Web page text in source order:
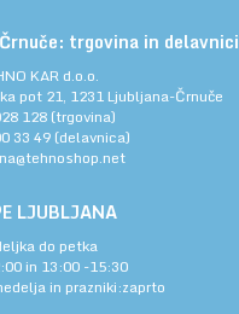
trgovina in delavnici
KAR d.o.o.
pot 21, 1231 Ljubljana-Črnuče
128 (trgovina)
33 49 (delavnica)
LJUBLJANA
do petka
in 13:00 -15:30
in prazniki:zaprto